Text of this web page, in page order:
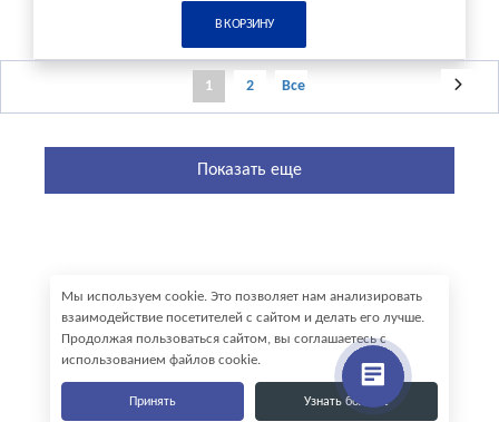
В КОРЗИНУ
1 2 Все
Показать еще
Мы используем cookie. Это позволяет нам анализировать
взаимодействие посетителей с сайтом и делать его лучше.
Продолжая пользоваться сайтом, вы соглашаетесь с
использованием файлов cookie.
Принять Узнать больше